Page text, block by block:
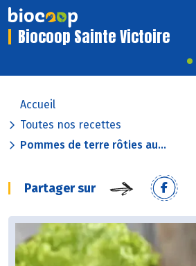
Biocoop Sainte Victoire
Accueil
Toutes nos recettes
Pommes de terre rôties au...
Partager sur